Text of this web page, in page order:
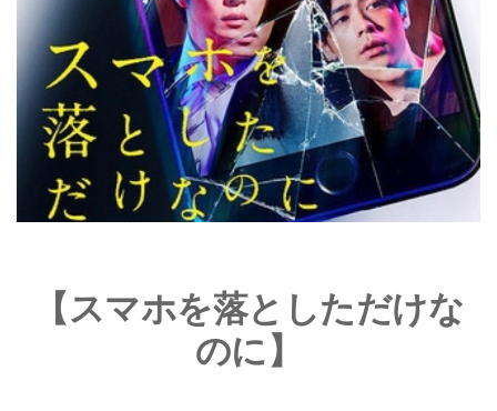
【スマホを落としただけな
のに】